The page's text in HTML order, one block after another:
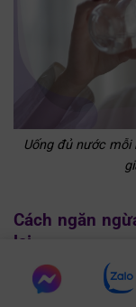
Uống đủ nước mỗi
Cách ngăn
lại
Sau khi da đã
động bảo vệ làn
Chat
messenger